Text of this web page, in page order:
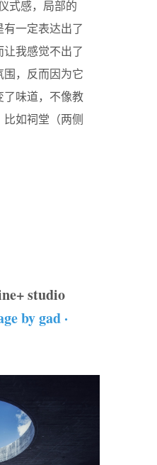
式感，局部的
一定表达出了
我感觉不出了
，反而因为它
了味道，不像教
如祠堂（两侧
studio
by gad ·